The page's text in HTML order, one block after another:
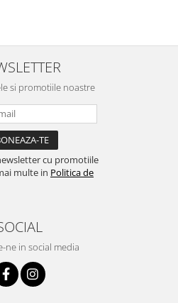
si promotiile noastre
cu promotiile
multe in Politica de
ne in social media